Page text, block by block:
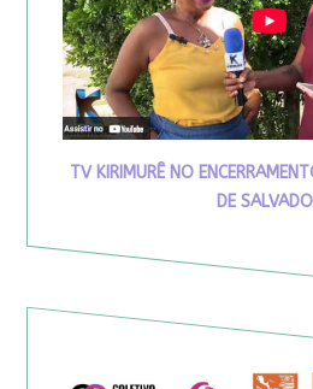
TV KIRIMURÊ NO
DE